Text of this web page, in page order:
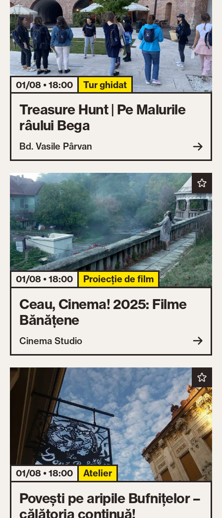
01/08 • 18:00 Tur ghidat
Treasure Hunt | Pe Malurile
râului Bega
Bd. Vasile Pârvan
01/08 • 18:00 Proiecție de film
Ceau, Cinema! 2025: Filme
Bănățene
Cinema Studio
01/08 • 18:00 Atelier
Povești pe aripile Bufnițelor –
călătoria continuă!